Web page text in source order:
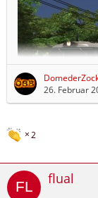
Sie fahren heute
Wiener Neustadt
26. Februar
2
flual